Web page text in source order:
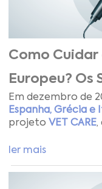
Como
Europeu? Os
CARE
Em dezembro de
Espanha, Grécia e
projeto VET CARE,
por objetivo a
modelo-piloto de
ler mais